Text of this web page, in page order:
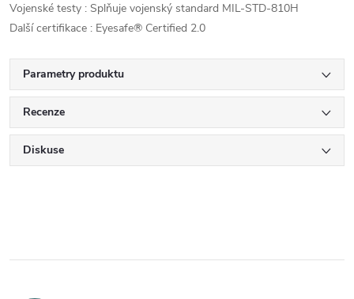
Vojenské testy : Splňuje vojenský standard MIL-STD-810H
Další certifikace : Eyesafe® Certified 2.0
Parametry produktu
Recenze
Diskuse